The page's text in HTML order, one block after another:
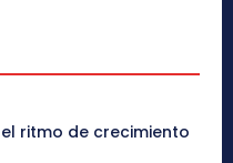
ritmo de crecimiento